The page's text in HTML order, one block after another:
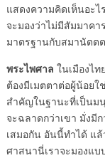
แสดงความคิดเห็นอะ
จะมองว่าไม่มีสัมมาคา
มาตรฐานกับสมานัตต
พระไพศาล ในเมืองไ
ต้องมีเมตตาต่อผู้น้อย
สำคัญในฐานะที่เป็นม
จะฉลาดกว่าเขา มั่งมี
เสมอกัน อันนี้ทำได้ แ
ศาสนานี่เราจะมองแ